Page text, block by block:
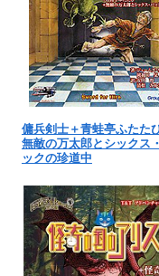
傭兵剣士＋青蛙亭ふたた
無敵の万太郎とシックス
ックの珍道中